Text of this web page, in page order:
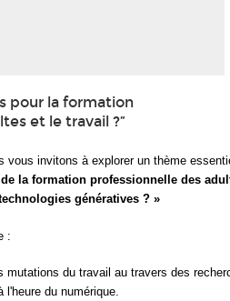
pour la formation
et le travail ?”
vous invitons à explorer un thème
la formation professionnelle des
génératives ? »
:
du travail au travers des
du numérique.